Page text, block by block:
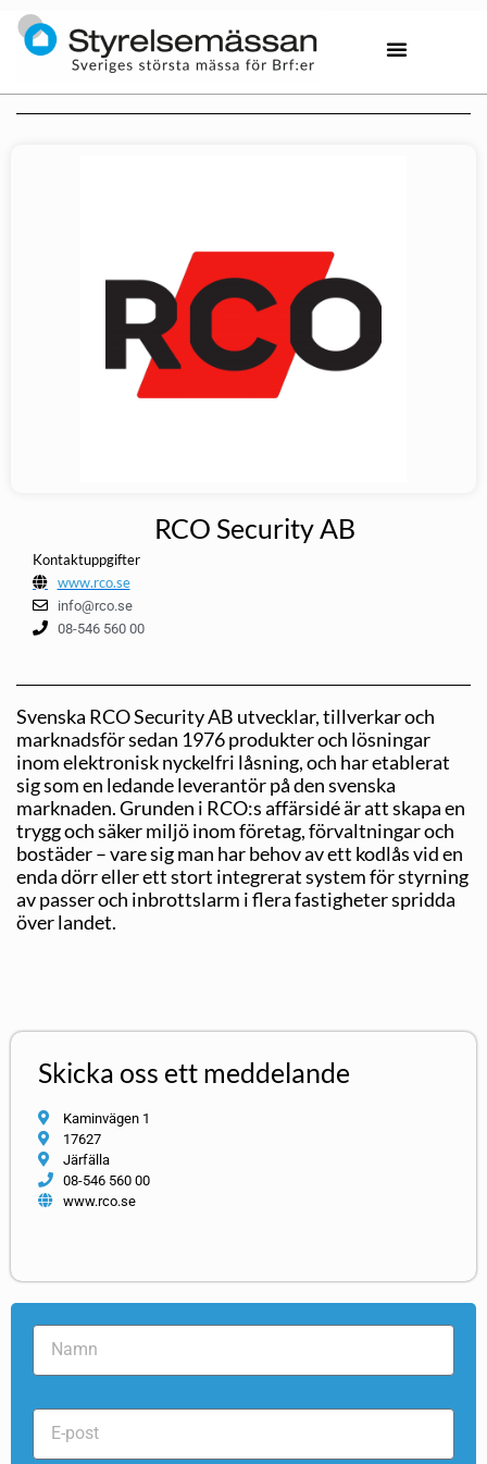
RCO Security AB
Kontaktuppgifter
www.rco.se
info@rco.se
08-546 560 00
Svenska RCO Security AB utvecklar, tillverkar och
marknadsför sedan 1976 produkter och lösningar
inom elektronisk nyckelfri låsning, och har etablerat
sig som en ledande leverantör på den svenska
marknaden. Grunden i RCO:s affärsidé är att skapa en
trygg och säker miljö inom företag, förvaltningar och
bostäder – vare sig man har behov av ett kodlås vid en
enda dörr eller ett stort integrerat system för styrning
av passer och inbrottslarm i flera fastigheter spridda
över landet.
Skicka oss ett meddelande
Kaminvägen 1
17627
Järfälla
08-546 560 00
www.rco.se